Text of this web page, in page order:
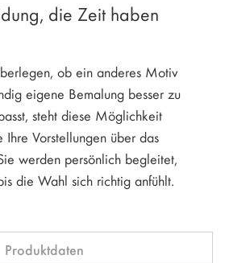
die Zeit haben
ob ein anderes Motiv
eigene Bemalung besser zu
steht diese Möglichkeit
Ihre Vorstellungen über das
werden persönlich begleitet,
die Wahl sich richtig anfühlt.
Produktdaten